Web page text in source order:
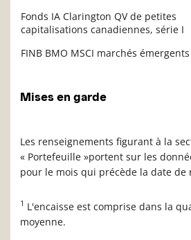
Fonds IA Clarington QV de petites
capitalisations canadiennes, série I
FINB BMO MSCI marchés émergents
Mises en garde
Les renseignements figurant à la
« Portefeuille »portent sur les
pour le mois qui précède la date
1 L'encaisse est comprise dans la
moyenne.